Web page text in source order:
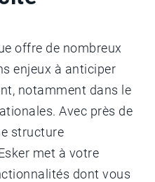
offre de nombreux
enjeux à anticiper
notamment dans le
Avec près de
structure
met à votre
dont vous